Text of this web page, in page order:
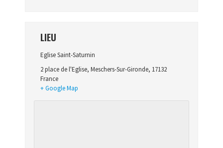
LIEU
Eglise Saint-Saturnin
2 place de l'Eglise, Meschers-Sur-Gironde, 17132
France
+ Google Map